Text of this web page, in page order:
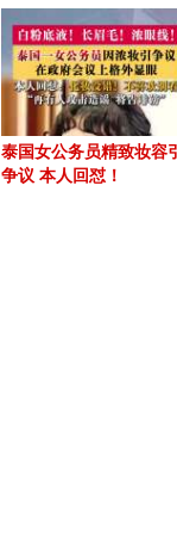
泰国女公务员精致妆容
争议 本人回怼！